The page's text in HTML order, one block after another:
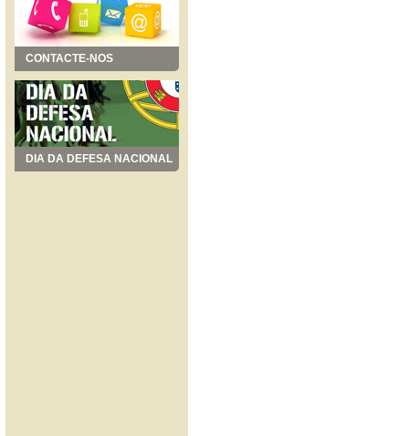
CONTACTE-NOS
DIA DA DEFESA NACIONAL